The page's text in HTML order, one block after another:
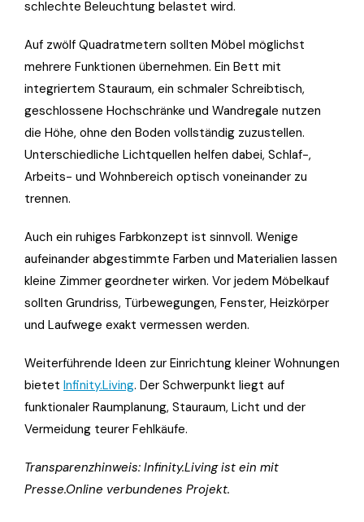
schlechte Beleuchtung belastet wird.
Auf zwölf Quadratmetern sollten Möbel möglichst
mehrere Funktionen übernehmen. Ein Bett mit
integriertem Stauraum, ein schmaler Schreibtisch,
geschlossene Hochschränke und Wandregale nutzen
die Höhe, ohne den Boden vollständig zuzustellen.
Unterschiedliche Lichtquellen helfen dabei, Schlaf-,
Arbeits- und Wohnbereich optisch voneinander zu
trennen.
Auch ein ruhiges Farbkonzept ist sinnvoll. Wenige
aufeinander abgestimmte Farben und Materialien lassen
kleine Zimmer geordneter wirken. Vor jedem Möbelkauf
sollten Grundriss, Türbewegungen, Fenster, Heizkörper
und Laufwege exakt vermessen werden.
Weiterführende Ideen zur Einrichtung kleiner Wohnungen
bietet Infinity.Living. Der Schwerpunkt liegt auf
funktionaler Raumplanung, Stauraum, Licht und der
Vermeidung teurer Fehlkäufe.
Transparenzhinweis: Infinity.Living ist ein mit
Presse.Online verbundenes Projekt.